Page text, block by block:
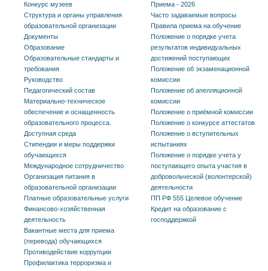
Конкурс музеев
Структура и органы управления
образовательной организации
Документы
Образование
Образовательные стандарты и
требования
Руководство
Педагогический состав
Материально-техническое
обеспечение и оснащенность
образовательного процесса.
Доступная среда
Стипендии и меры поддержки
обучающихся
Международное сотрудничество
Организация питания в
образовательной организации
Платные образовательные услуги
Финансово-хозяйственная
деятельность
Вакантные места для приема
(перевода) обучающихся
Противодействие коррупции
Профилактика терроризма и
Приема - 2026
Часто задаваемые вопросы
Правила приема на обучение
Положение о порядке учета
результатов индивидуальных
достижений поступающих
Положение об экзаменационной
комиссии
Положение об апелляционной
комиссии
Положение о приёмной комиссии
Положение о конкурсе аттестатов
Положение о вступительных
испытаниях
Положение о порядке учета у
поступающего опыта участия в
добровольческой (волонтерской)
деятельности
ПП РФ 555 Целевое обучение
Кредит на образование с
господдержкой